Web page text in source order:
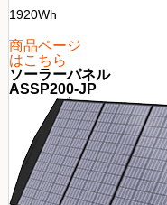
1920Wh
商品ページ
はこちら
ソーラーパネル
ASSP200-JP